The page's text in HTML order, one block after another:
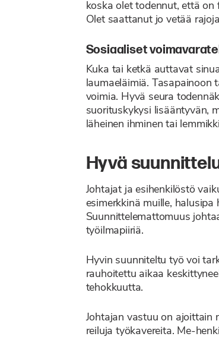
koska olet todennut, että
Olet saattanut jo vetää
Sosiaaliset
Kuka tai ketkä auttavat
laumaeläimiä. Tasapainoon
voimia. Hyvä seura
suorituskykysi lisääntyvän,
läheinen ihminen tai
Hyvä
Johtajat ja esihenkilöstö
esimerkkinä muille,
Suunnittelemattomuus
työilmapiiriä.
Hyvin suunniteltu työ voi
rauhoitettu aikaa
tehokkuutta.
Johtajan vastuu on ajoittain
reiluja työkavereita. Me-